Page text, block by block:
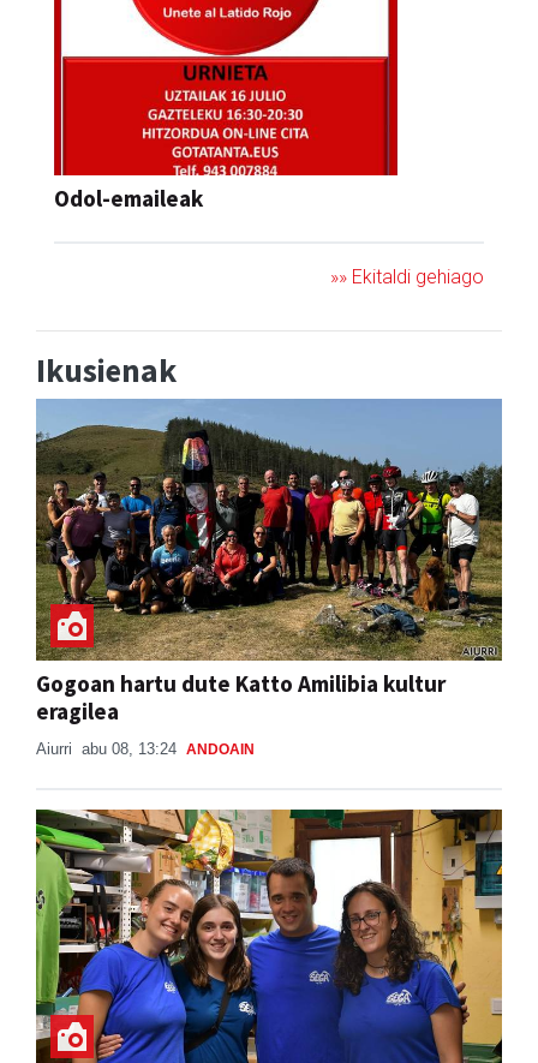
Odol-emaileak
»» Ekitaldi gehiago
Ikusienak
Gogoan hartu dute Katto Amilibia kultur
eragilea
Aiurri abu 08, 13:24 ANDOAIN